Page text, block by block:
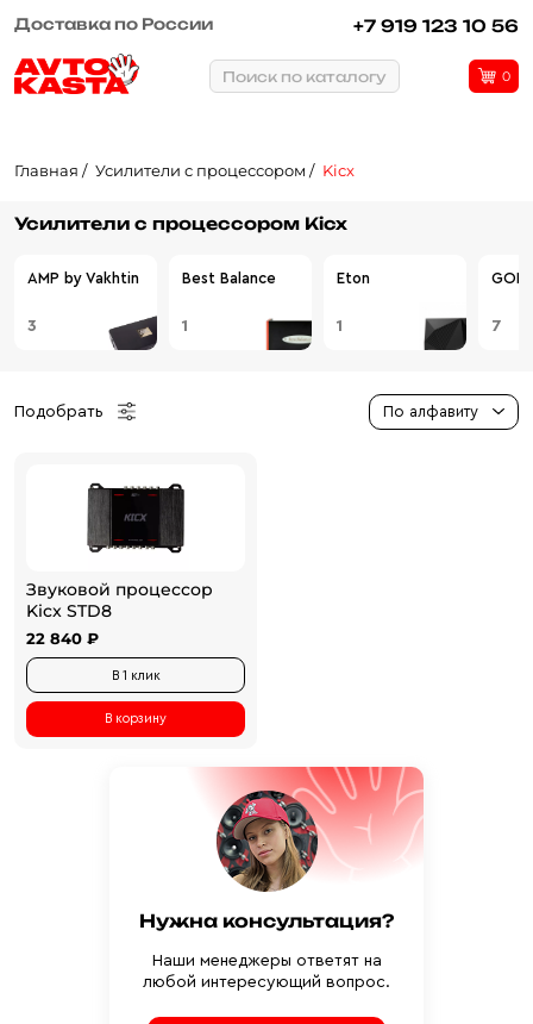
Доставка по России +7 919 123 10 56
Поиск по каталогу 0
Главная Усилители с процессором Kicx
Усилители с процессором Kicx
AMP by Vakhtin
3
Best Balance
1
Eton
1 7
Подобрать По алфавиту
Звуковой процессор
Kicx STD8
22 840 ₽
В 1 клик
В корзину
Нужна консультация?
Наши менеджеры ответят на
любой интересующий вопрос.